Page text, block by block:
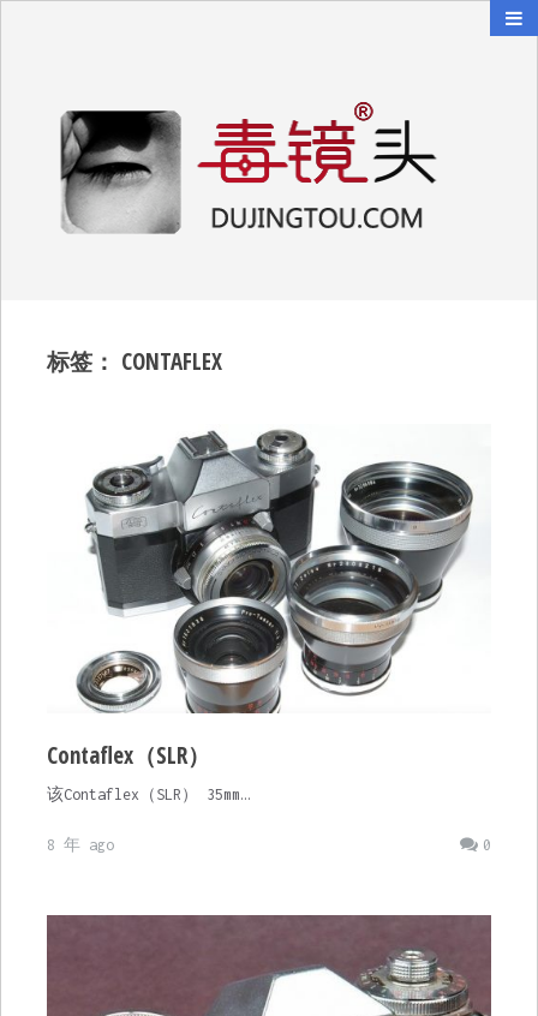
标签： CONTAFLEX
Contaflex（SLR）
该Contaflex（SLR） 35mm…
0
8 年 ago